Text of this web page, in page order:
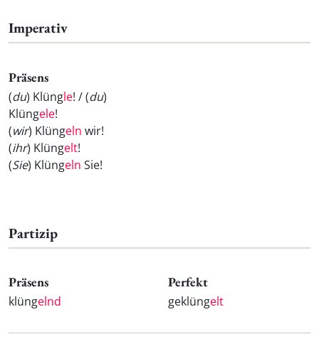
Imperativ
Präsens
(du) Klüngle! / (du)
Klüngele!
(wir) Klüngeln wir!
(ihr) Klüngelt!
(Sie) Klüngeln Sie!
Partizip
Präsens
klüngelnd
Perfekt
geklüngelt